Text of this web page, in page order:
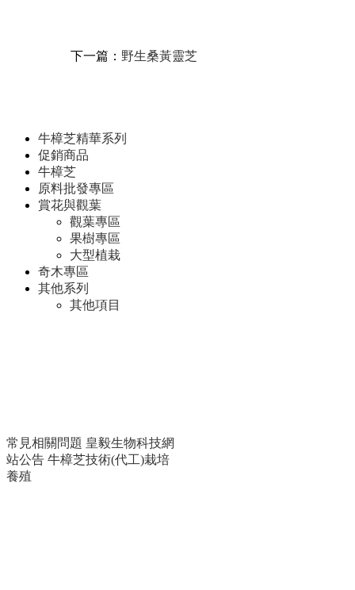
下一篇： 野生桑黃靈芝
牛樟芝精華系列
促銷商品
牛樟芝
原料批發專區
賞花與觀葉
觀葉專區
果樹專區
大型植栽
奇木專區
其他系列
其他項目
常見相關問題 皇毅生物科技網
站公告 牛樟芝技術(代工)栽培
養殖